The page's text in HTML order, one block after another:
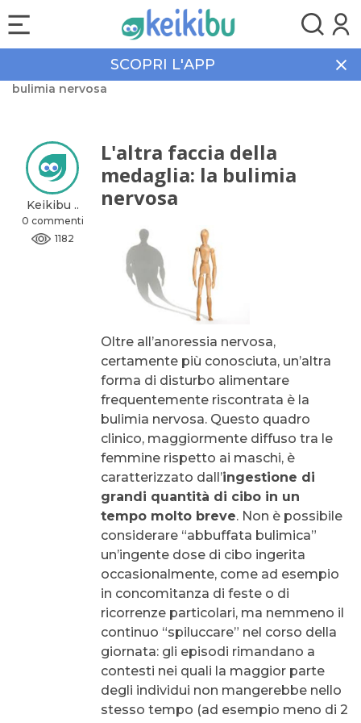
SCOPRI L'APP
Community
L'altra faccia della medaglia: la
bulimia nervosa
Keikibu ..
0 commenti
1182
L'altra faccia della
medaglia: la bulimia
nervosa
Oltre all’anoressia nervosa,
certamente più conosciuta, un’altra
forma di disturbo alimentare
frequentemente riscontrata è la
bulimia nervosa. Questo quadro
clinico, maggiormente diffuso tra le
femmine rispetto ai maschi, è
caratterizzato dall’ingestione di
grandi quantità di cibo in un
tempo molto breve. Non è possibile
considerare “abbuffata bulimica”
un’ingente dose di cibo ingerita
occasionalmente, come ad esempio
in concomitanza di feste o di
ricorrenze particolari, ma nemmeno il
continuo “spiluccare” nel corso della
giornata: gli episodi rimandano a
contesti nei quali la maggior parte
degli individui non mangerebbe nello
stesso tempo (ad esempio meno di 2